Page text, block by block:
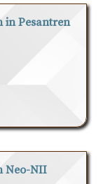
in Pesantren
Neo-NII